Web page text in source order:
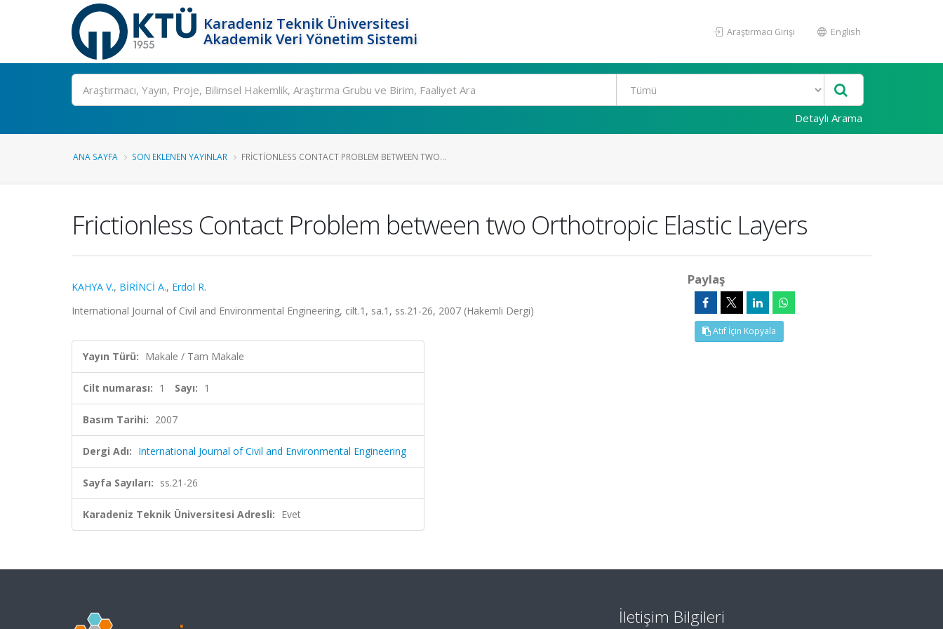
Karadeniz Teknik Üniversitesi
Akademik Veri Yönetim Sistemi
Araştırmacı Girişi English
Ara
Detaylı Arama
ANA SAYFA SON EKLENEN YAYINLAR FRICTIONLESS CONTACT PROBLEM BETWEEN TWO...
Frictionless Contact Problem between two Orthotropic Elastic Layers
KAHYA V., BİRİNCİ A., Erdol R.
International Journal of Civil and Environmental Engineering, cilt.1, sa.1, ss.21-26, 2007 (Hakemli Dergi)
Yayın Türü: Makale / Tam Makale
Cilt numarası: 1 Sayı: 1
Basım Tarihi: 2007
Dergi Adı: International Journal of Civil and Environmental Engineering
Sayfa Sayıları: ss.21-26
Karadeniz Teknik Üniversitesi Adresli: Evet
Paylaş
Atıf İçin Kopyala
İletişim Bilgileri